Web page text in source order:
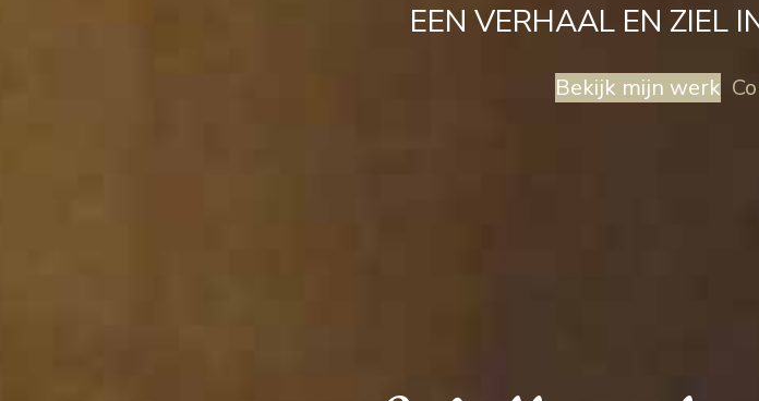
EEN VERHAAL EN ZIEL
Bekijk mijn werk